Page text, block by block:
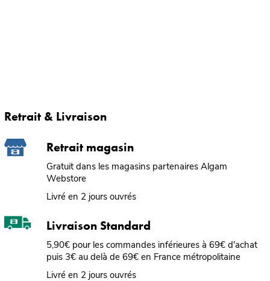
Retrait & Livraison
Retrait magasin
Gratuit dans les magasins partenaires Algam
Webstore
Livré en 2 jours ouvrés
Livraison Standard
5,90€ pour les commandes inférieures à 69€ d'achat
puis 3€ au delà de 69€ en France métropolitaine
Livré en 2 jours ouvrés